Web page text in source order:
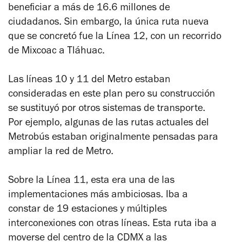
beneficiar a más de 16.6 millones de
ciudadanos. Sin embargo, la única ruta nueva
que se concretó fue la Línea 12, con un recorrido
de Mixcoac a Tláhuac.
Las líneas 10 y 11 del Metro estaban
consideradas en este plan pero su construcción
se sustituyó por otros sistemas de transporte.
Por ejemplo, algunas de las rutas actuales del
Metrobús estaban originalmente pensadas para
ampliar la red de Metro.
Sobre la Línea 11, esta era una de las
implementaciones más ambiciosas. Iba a
constar de 19 estaciones y múltiples
interconexiones con otras líneas. Esta ruta iba a
moverse del centro de la CDMX a las